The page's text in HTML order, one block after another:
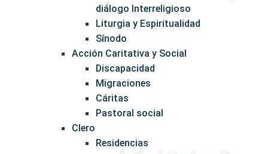
diálogo Interreligioso
Liturgia y Espiritualidad
Sínodo
Acción Caritativa y Social
Discapacidad
Migraciones
Cáritas
Pastoral social
Clero
Residencias